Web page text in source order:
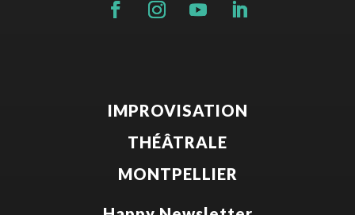
IMPROVISATION
THÉÂTRALE
MONTPELLIER